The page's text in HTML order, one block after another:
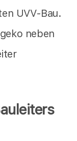
UVV-Bau.
neben